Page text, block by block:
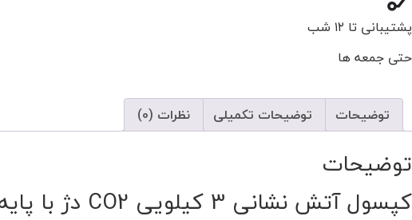
پشتیبانی تا ۱۲ شب
حتی جمعه ها
توضیحات توضیحات تکمیلی نظرات (0)
توضیحات
کپسول آتش نشانی 3 کیلویی CO2 دژ با پایه نصب دیواری